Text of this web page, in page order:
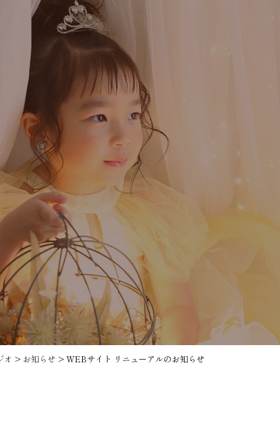
オ > お知らせ >WEBサイト リニューアルのお知らせ